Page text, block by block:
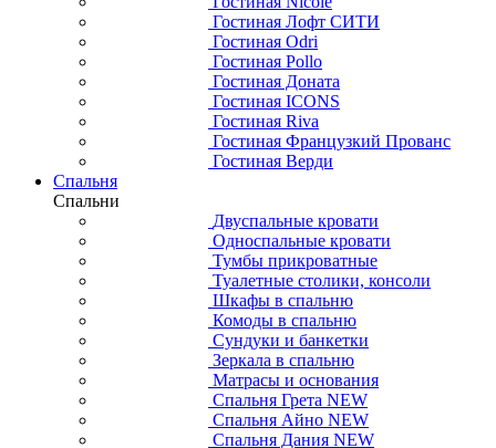
Гостиная Лофт СИТИ
Гостиная Odri
Гостиная Pollo
Гостиная Доната
Гостиная ICONS
Гостиная Riva
Гостиная Французкий Прованс
Гостиная Верди
Спальня
Спальни
Двуспальные кровати
Односпальные кровати
Тумбы прикроватные
Туалетные столики, консоли
Шкафы в спальню
Комоды в спальню
Сундуки и банкетки
Зеркала в спальню
Матрасы и основания
Спальня Грета NEW
Спальня Айно NEW
Спальня Дания NEW